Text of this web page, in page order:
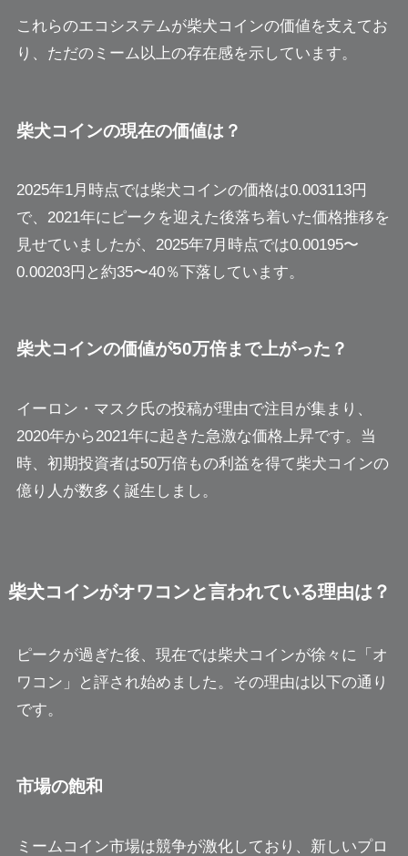
これらのエコシステムが柴犬コインの価値を支えてお
り、ただのミーム以上の存在感を示しています。
柴犬コインの現在の価値は？
2025年1月時点では柴犬コインの価格は0.003113円
で、2021年にピークを迎えた後落ち着いた価格推移を
見せていましたが、2025年7月時点では0.00195〜
0.00203円と約35〜40％下落しています。
柴犬コインの価値が50万倍まで上がった？
イーロン・マスク氏の投稿が理由で注目が集まり、
2020年から2021年に起きた急激な価格上昇です。当
時、初期投資者は50万倍もの利益を得て柴犬コインの
億り人が数多く誕生しまし。
柴犬コインがオワコンと言われている理由は？
ピークが過ぎた後、現在では柴犬コインが徐々に「オ
ワコン」と評され始めました。その理由は以下の通り
です。
市場の飽和
ミームコイン市場は競争が激化しており、新しいプロ